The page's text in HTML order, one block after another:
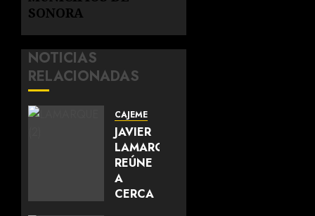
SONORA
NOTICIAS
RELACIONADAS
CAJEME
JAVIER
LAMARQUE
REÚNE
A
CERCA